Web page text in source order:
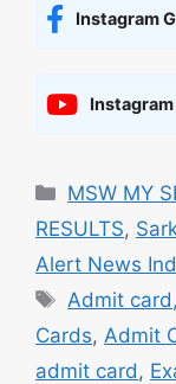
Instagram
Categories
MSW MY
RESULTS,
Alert News
Tags
Admit
Cards, Admit
admit card ,